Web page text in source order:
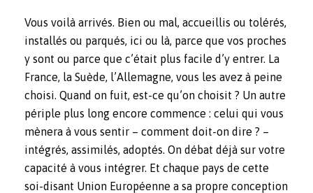
Vous voilà arrivés. Bien ou mal, accueillis ou tolérés,
installés ou parqués, ici ou là, parce que vos proches
y sont ou parce que c’était plus facile d’y entrer. La
France, la Suède, l’Allemagne, vous les avez à peine
choisi. Quand on fuit, est-ce qu’on choisit ? Un autre
périple plus long encore commence : celui qui vous
mènera à vous sentir – comment doit-on dire ? –
intégrés, assimilés, adoptés. On débat déjà sur votre
capacité à vous intégrer. Et chaque pays de cette
soi-disant Union Européenne a sa propre conception